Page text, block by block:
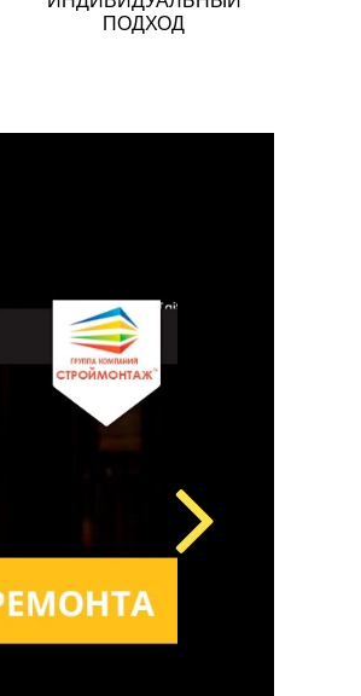
ПОДХОД